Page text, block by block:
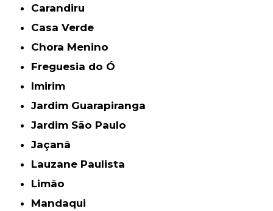
Carandiru
Casa Verde
Chora Menino
Freguesia do Ó
Imirim
Jardim Guarapiranga
Jardim São Paulo
Jaçanã
Lauzane Paulista
Limão
Mandaqui